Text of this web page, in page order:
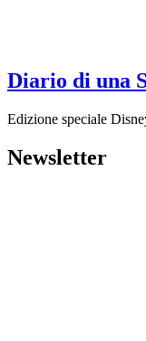
Diario di una
Edizione speciale
Newsletter